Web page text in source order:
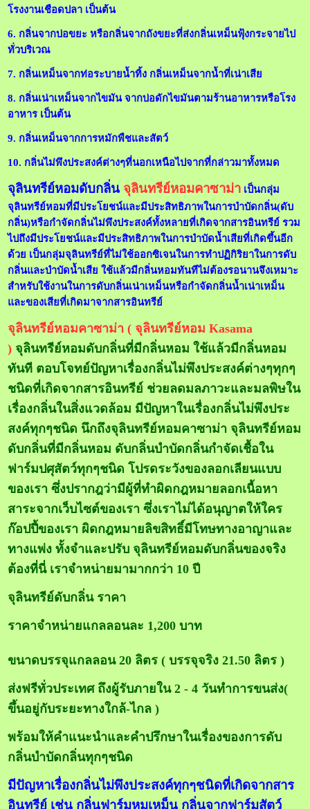
โรงงานเชือดปลา เป็นต้น
6. กลิ่นจากบ่อขยะ หรือกลิ่นจากถังขยะที่ส่งกลิ่นเหม็นฟุ้งกระจายไป
ทั่วบริเวณ
7. กลิ่นเหม็นจากท่อระบายน้ำทิ้ง กลิ่นเหม็นจากน้ำที่เน่าเสีย
8. กลิ่นเน่าเหม็นจากไขมัน จากบ่อดักไขมันตามร้านอาหารหรือโรง
อาหาร เป็นต้น
9. กลิ่นเหม็นจากการหมักพืชและสัตว์
10. กลิ่นไม่พึงประสงค์ต่างๆที่นอกเหนือไปจากที่กล่าวมาทั้งหมด
จุลินทรีย์หอมดับกลิ่น จุลินทรีย์หอมคาซาม่า เป็นกลุ่ม
จุลินทรีย์หอมที่มีประโยชน์และมีประสิทธิภาพในการบำบัดกลิ่น(ดับ
กลิ่น)หรือกำจัดกลิ่นไม่พึงประสงค์ทั้งหลายที่เกิดจากสารอินทรีย์ รวม
ไปถึงมีประโยชน์และมีประสิทธิภาพในการบำบัดน้ำเสียที่เกิดขึ้นอีก
ด้วย เป็นกลุ่มจุลินทรีย์ที่ไม่ใช้ออกซิเจนในการทำปฏิกิริยาในการดับ
กลิ่นและบำบัดน้ำเสีย ใช้แล้วมีกลิ่นหอมทันทีไม่ต้องรอนานจึงเหมาะ
สำหรับใช้งานในการดับกลิ่นเน่าเหม็นหรือกำจัดกลิ่นน้ำเน่าเหม็น
และของเสียที่เกิดมาจากสารอินทรีย์
จุลินทรีย์หอมคาซาม่า ( จุลินทรีย์หอม Kasama
) จุลินทรีย์หอมดับกลิ่นที่มีกลิ่นหอม ใช้แล้วมีกลิ่นหอม
ทันที ตอบโจทย์ปัญหาเรื่องกลิ่นไม่พึงประสงค์ต่างๆทุกๆ
ชนิดที่เกิดจากสารอินทรีย์ ช่วยลดมลภาวะและมลพิษใน
เรื่องกลิ่นในสิ่งแวดล้อม มีปัญหาในเรื่องกลิ่นไม่พึงประ
สงค์ทุกๆชนิด นึกถึงจุลินทรีย์หอมคาซาม่า จุลินทรีย์หอม
ดับกลิ่นที่มีกลิ่นหอม ดับกลิ่นบำบัดกลิ่นกำจัดเชื้อใน
ฟาร์มปศุสัตว์ทุกๆชนิด โปรดระวังของลอกเลียนแบบ
ของเรา ซึ่งปรากฎว่ามีผู้ที่ทำผิดกฎหมายลอกเนื้อหา
สาระจากเว็บไซต์ของเรา ซึ่งเราไม่ได้อนุญาตให้ใคร
ก๊อปปี้ของเรา ผิดกฎหมายลิขสิทธิ์มีโทษทางอาญาและ
ทางแพ่ง ทั้งจำและปรับ จุลินทรีย์หอมดับกลิ่นของจริง
ต้องที่นี่ เราจำหน่ายมามากกว่า 10 ปี
จุลินทรีย์ดับกลิ่น ราคา
ราคาจำหน่ายแกลลอนละ 1,200 บาท
ขนาดบรรจุแกลลอน 20 ลิตร ( บรรจุจริง 21.50 ลิตร )
ส่งฟรีทั่วประเทศ ถึงผู้รับภายใน 2 - 4 วันทำการขนส่ง(
ขึ้นอยู่กับระยะทางใกล้-ไกล )
พร้อมให้คำแนะนำและคำปรึกษาในเรื่องของการดับ
กลิ่นบำบัดกลิ่นทุกๆชนิด
มีปัญหาเรื่องกลิ่นไม่พึงประสงค์ทุกๆชนิดที่เกิดจากสาร
อินทรีย์ เช่น กลิ่นฟาร์มหมูเหม็น กลิ่นจากฟาร์มสัตว์